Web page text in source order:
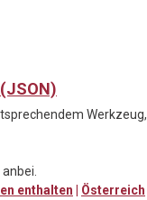
Werkzeug,
enthalten | Österreich